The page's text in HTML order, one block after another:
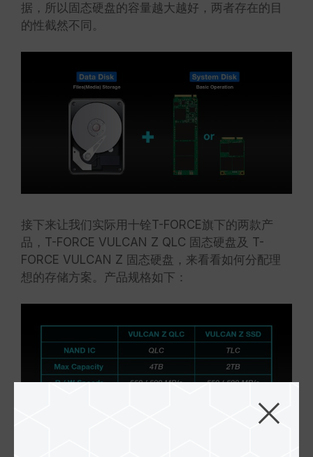
据，所以固态硬盘的容量越大越好，两者存在的目
的性截然不同。
接下来让我们实际用十铨T-FORCE旗下的两款产
品，T-FORCE VULCAN Z QLC 固态硬盘及 T-
FORCE VULCAN Z 固态硬盘，来看看如何分配理
想的存储方案。产品规格如下：